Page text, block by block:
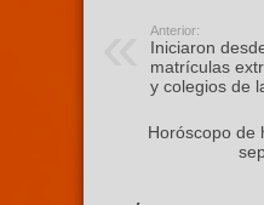
Anterior:
Iniciaron
matrículas
y colegios de
Horóscopo de